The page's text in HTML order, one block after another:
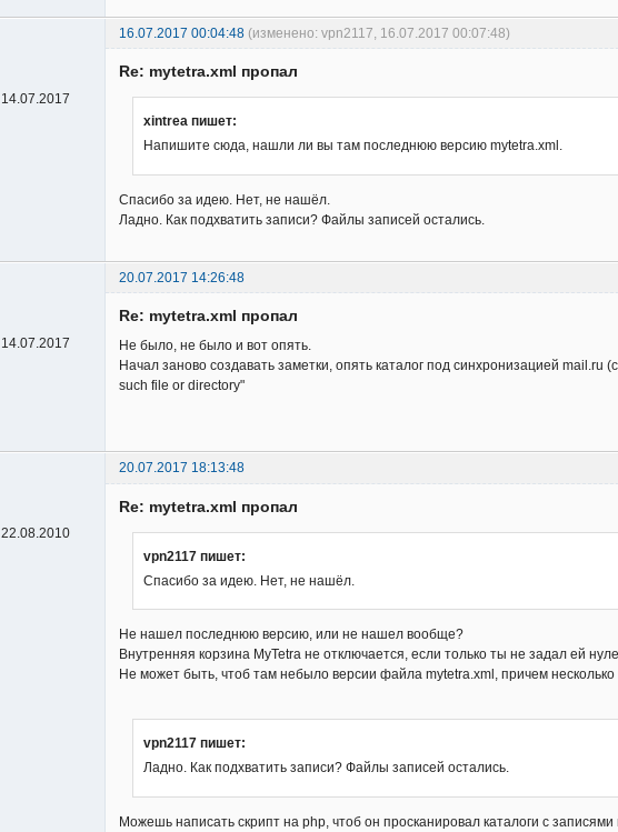
16.07.2017 00:04:48 (изменено: vpn2117, 16.07.2017 00:07:48)
14.07.2017
Re: mytetra.xml пропал
xintrea пишет:
Напишите сюда, нашли ли вы там последнюю версию mytetra.xml.
Спасибо за идею. Нет, не нашёл.
Ладно. Как подхватить записи? Файлы записей остались.
20.07.2017 14:26:48
14.07.2017
Re: mytetra.xml пропал
Не было, не было и вот опять.
Начал заново создавать заметки, опять каталог под синхронизацией
such file or directory"
20.07.2017 18:13:48
22.08.2010
Re: mytetra.xml пропал
vpn2117 пишет:
Спасибо за идею. Нет, не нашёл.
Не нашел последнюю версию, или не нашел вообще?
Внутренняя корзина MyTetra не отключается, если только ты не задал ей
Не может быть, чтоб там небыло версии файла mytetra.xml, причем
vpn2117 пишет:
Ладно. Как подхватить записи? Файлы записей остались.
Можешь написать скрипт на php, чтоб он просканировал каталоги с